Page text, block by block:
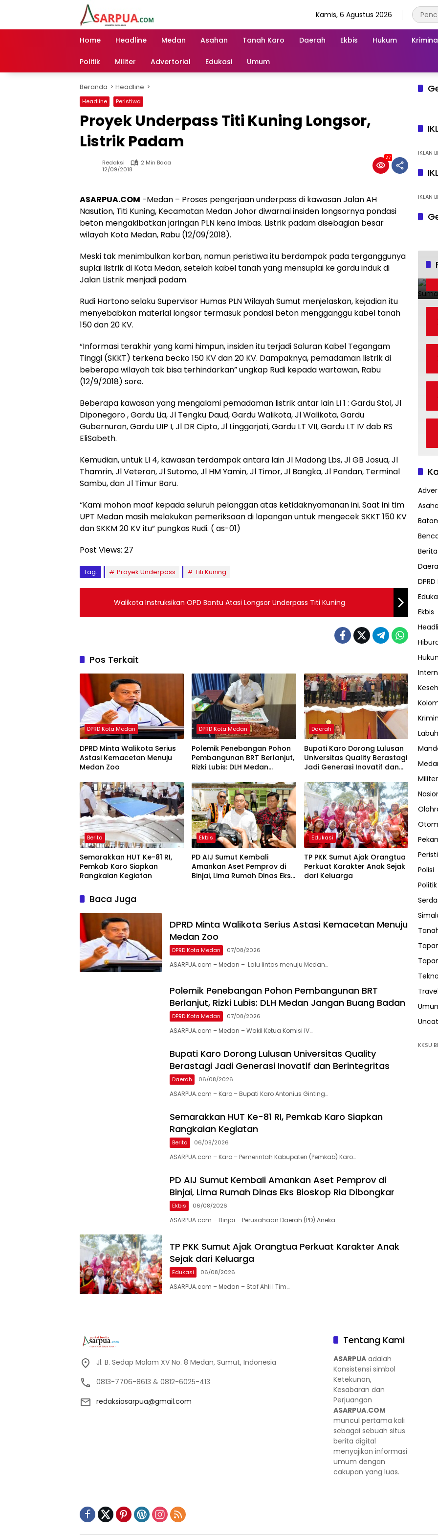
Kamis, 6 Agustus 2026
Home Headline Medan Asahan Tanah Karo Daerah Ekbis Hukum
Politik Militer Advertorial Edukasi Umum
Beranda Headline
Headline Peristiwa
Proyek Underpass Titi Kuning Longsor,
Listrik Padam
Redaksi
2 Min Baca
12/09/2018
27
ASARPUA.COM -Medan – Proses pengerjaan underpass di kawasan Jalan AH
Nasution, Titi Kuning, Kecamatan Medan Johor diwarnai insiden longsornya pondasi
beton mengakibatkan jaringan PLN kena imbas. Listrik padam disebagian besar
wilayah Kota Medan, Rabu (12/09/2018).
Meski tak menimbulkan korban, namun peristiwa itu berdampak pada terganggunya
suplai listrik di Kota Medan, setelah kabel tanah yang mensuplai ke gardu induk di
Jalan Listrik menjadi padam.
Rudi Hartono selaku Supervisor Humas PLN Wilayah Sumut menjelaskan, kejadian itu
menyebabkan material longsor termasuk pondasi beton mengganggu kabel tanah
150 dan 20 KV.
“Informasi terakhir yang kami himpun, insiden itu terjadi Saluran Kabel Tegangam
Tinggi (SKKT) terkena becko 150 KV dan 20 KV. Dampaknya, pemadaman listrik di
beberapa wilayah tak bisa terhindarkan” ungkap Rudi kepada wartawan, Rabu
(12/9/2018) sore.
Beberapa kawasan yang mengalami pemadaman listrik antar lain LI 1 : Gardu Stol, Jl
Diponegoro , Gardu Lia, Jl Tengku Daud, Gardu Walikota, Jl Walikota, Gardu
Gubernuran, Gardu UIP I, Jl DR Cipto, Jl Linggarjati, Gardu LT VII, Gardu LT IV dab RS
EliSabeth.
Kemudian, untuk LI 4, kawasan terdampak antara lain Jl Madong Lbs, Jl GB Josua, Jl
Thamrin, Jl Veteran, Jl Sutomo, Jl HM Yamin, Jl Timor, Jl Bangka, Jl Pandan, Terminal
Sambu, dan Jl Timur Baru.
“Kami mohon maaf kepada seluruh pelanggan atas ketidaknyamanan ini. Saat ini tim
UPT Medan masih melakukan pemeriksaan di lapangan untuk mengecek SKKT 150 KV
dan SKKM 20 KV itu” pungkas Rudi. ( as-01)
Post Views: 27
Tag: Proyek Underpass Titi Kuning
Walikota Instruksikan OPD Bantu Atasi Longsor Underpass Titi Kuning
Pos Terkait
DPRD Kota Medan
DPRD Minta Walikota Serius
Astasi Kemacetan Menuju
Medan Zoo
DPRD Kota Medan
Polemik Penebangan Pohon
Pembangunan BRT Berlanjut,
Rizki Lubis: DLH Medan
Daerah
Bupati Karo Dorong Lulusan
Universitas Quality Berastagi
Jadi Generasi Inovatif dan
Berita
Semarakkan HUT Ke-81 RI,
Pemkab Karo Siapkan
Rangkaian Kegiatan
Ekbis
PD AIJ Sumut Kembali
Amankan Aset Pemprov di
Binjai, Lima Rumah Dinas Eks
Edukasi
TP PKK Sumut Ajak Orangtua
Perkuat Karakter Anak Sejak
dari Keluarga
Baca Juga
DPRD Minta Walikota Serius Astasi Kemacetan Menuju
Medan Zoo
DPRD Kota Medan 07/08/2026
ASARPUA.com – Medan – Lalu lintas menuju Medan…
Polemik Penebangan Pohon Pembangunan BRT
Berlanjut, Rizki Lubis: DLH Medan Jangan Buang Badan
DPRD Kota Medan 07/08/2026
ASARPUA.com – Medan – Wakil Ketua Komisi IV…
Bupati Karo Dorong Lulusan Universitas Quality
Berastagi Jadi Generasi Inovatif dan Berintegritas
Daerah 06/08/2026
ASARPUA.com – Karo – Bupati Karo Antonius Ginting…
Semarakkan HUT Ke-81 RI, Pemkab Karo Siapkan
Rangkaian Kegiatan
Berita 06/08/2026
ASARPUA.com – Karo – Pemerintah Kabupaten (Pemkab) Karo…
PD AIJ Sumut Kembali Amankan Aset Pemprov di
Binjai, Lima Rumah Dinas Eks Bioskop Ria Dibongkar
Ekbis 06/08/2026
ASARPUA.com – Binjai – Perusahaan Daerah (PD) Aneka…
TP PKK Sumut Ajak Orangtua Perkuat Karakter Anak
Sejak dari Keluarga
Edukasi 06/08/2026
ASARPUA.com – Medan – Staf Ahli I Tim…
IKLAN BI
IKLAN BI
Berita
Ekbis
Militer
Polisi
Politik
Travel
KKSU BI
Jl. B. Sedap Malam XV No. 8 Medan, Sumut, Indonesia
0813-7706-8613 & 0812-6025-413
redaksiasarpua@gmail.com
Tentang Kami
ASARPUA adalah
Konsistensi simbol
Ketekunan,
Kesabaran dan
Perjuangan
ASARPUA.COM
muncul pertama kali
sebagai sebuah situs
berita digital
menyajikan informasi
umum dengan
cakupan yang luas.